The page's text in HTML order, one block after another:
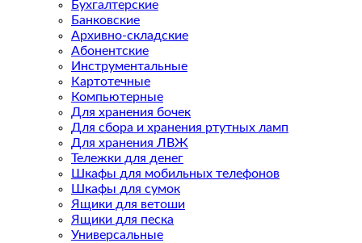
Бухгалтерские
Банковские
Архивно-складские
Абонентские
Инструментальные
Картотечные
Компьютерные
Для хранения бочек
Для сбора и хранения ртутных ламп
Для хранения ЛВЖ
Тележки для денег
Шкафы для мобильных телефонов
Шкафы для сумок
Ящики для ветоши
Ящики для песка
Универсальные